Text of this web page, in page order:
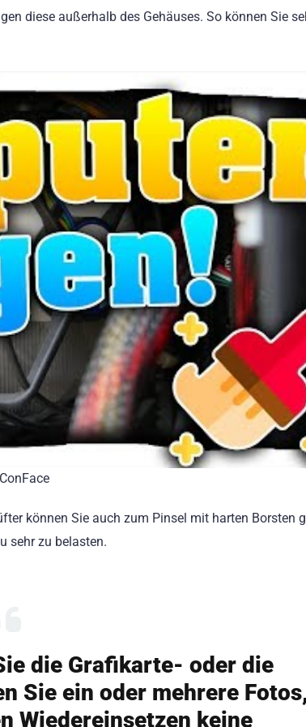
diese außerhalb des Gehäuses. So können Sie
können Sie auch zum Pinsel mit harten Borsten
sehr zu belasten.
die Grafikarte- oder die
Sie ein oder mehrere
Wiedereinsetzen keine